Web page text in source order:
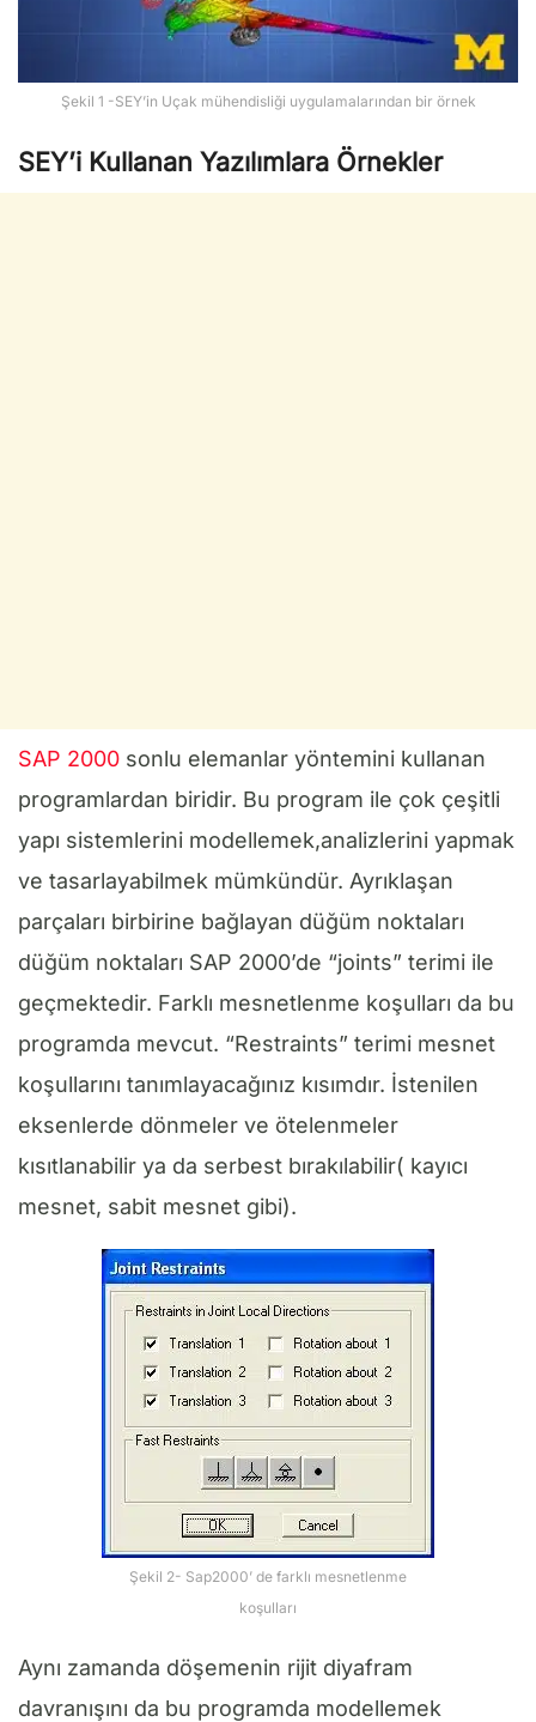
Şekil 1 -SEY’in Uçak mühendisliği uygulamalarından bir örnek
SEY’i Kullanan Yazılımlara Örnekler
SAP 2000 sonlu elemanlar yöntemini kullanan
programlardan biridir. Bu program ile çok çeşitli
yapı sistemlerini modellemek,analizlerini yapmak
ve tasarlayabilmek mümkündür. Ayrıklaşan
parçaları birbirine bağlayan düğüm noktaları
düğüm noktaları SAP 2000’de “joints” terimi ile
geçmektedir. Farklı mesnetlenme koşulları da bu
programda mevcut. “Restraints” terimi mesnet
koşullarını tanımlayacağınız kısımdır. İstenilen
eksenlerde dönmeler ve ötelenmeler
kısıtlanabilir ya da serbest bırakılabilir( kayıcı
mesnet, sabit mesnet gibi).
Şekil 2- Sap2000’ de farklı mesnetlenme
koşulları
Aynı zamanda döşemenin rijit diyafram
davranışını da bu programda modellemek